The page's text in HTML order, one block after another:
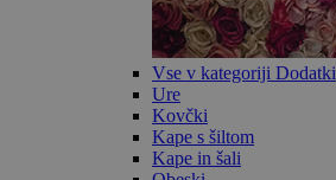
Vse v kategoriji Dodatki
Ure
Kovčki
Kape s šiltom
Kape in šali